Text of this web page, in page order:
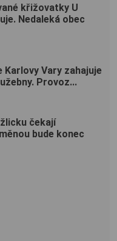
křižovatky U
Nedaleká obec
Karlovy Vary zahajuje
Provoz...
čekají
bude konec